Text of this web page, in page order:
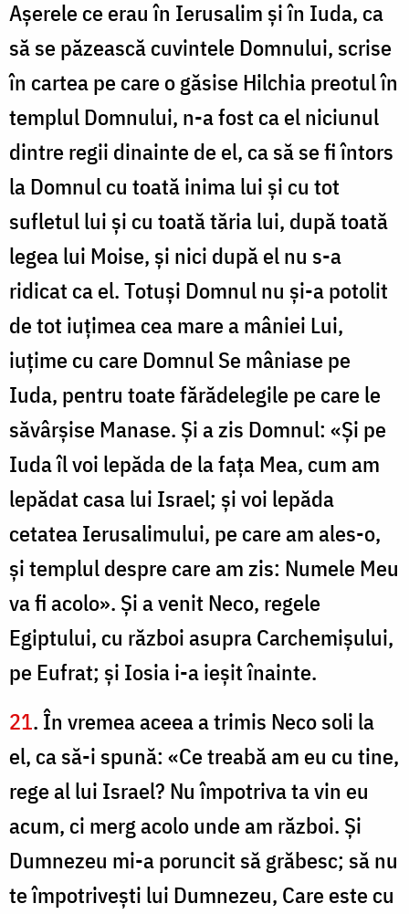
Aşerele ce erau în Ierusalim şi în Iuda, ca
să se păzească cuvintele Domnului, scrise
în cartea pe care o găsise Hilchia preotul în
templul Domnului, n-a fost ca el niciunul
dintre regii dinainte de el, ca să se fi întors
la Domnul cu toată inima lui şi cu tot
sufletul lui şi cu toată tăria lui, după toată
legea lui Moise, şi nici după el nu s-a
ridicat ca el. Totuşi Domnul nu şi-a potolit
de tot iuţimea cea mare a mâniei Lui,
iuţime cu care Domnul Se mâniase pe
Iuda, pentru toate fărădelegile pe care le
săvârşise Manase. Şi a zis Domnul: «Şi pe
Iuda îl voi lepăda de la faţa Mea, cum am
lepădat casa lui Israel; şi voi lepăda
cetatea Ierusalimului, pe care am ales-o,
şi templul despre care am zis: Numele Meu
va fi acolo». Şi a venit Neco, regele
Egiptului, cu război asupra Carchemişului,
pe Eufrat; şi Iosia i-a ieşit înainte.
21. În vremea aceea a trimis Neco soli la
el, ca să-i spună: «Ce treabă am eu cu tine,
rege al lui Israel? Nu împotriva ta vin eu
acum, ci merg acolo unde am război. Şi
Dumnezeu mi-a poruncit să grăbesc; să nu
te împotriveşti lui Dumnezeu, Care este cu